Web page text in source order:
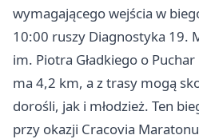
wymagającego wejścia w
10:00 ruszy Diagnostyka 19.
im. Piotra Gładkiego o
ma 4,2 km, a z trasy mogą
dorośli, jak i młodzież. Ten
przy okazji Cracovia